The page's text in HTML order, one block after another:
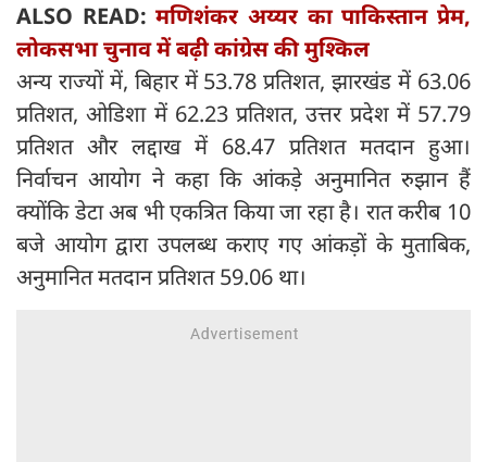
ALSO READ:मणिशंकर अय्यर का पाकिस्तान प्रेम,
लोकसभा चुनाव में बढ़ी कांग्रेस की मुश्किल
अन्य राज्यों में, बिहार में 53.78 प्रतिशत, झारखंड में 63.06
प्रतिशत, ओडिशा में 62.23 प्रतिशत, उत्तर प्रदेश में 57.79
प्रतिशत और लद्दाख में 68.47 प्रतिशत मतदान हुआ।
निर्वाचन आयोग ने कहा कि आंकड़े अनुमानित रुझान हैं
क्योंकि डेटा अब भी एकत्रित किया जा रहा है। रात करीब 10
बजे आयोग द्वारा उपलब्ध कराए गए आंकड़ों के मुताबिक,
अनुमानित मतदान प्रतिशत 59.06 था।